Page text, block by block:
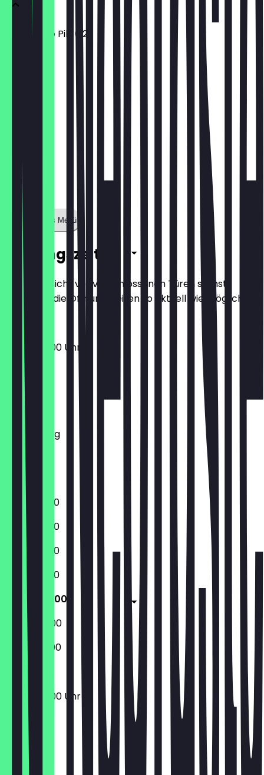
Zappes Bio Pils 0.2l
Zeige ganzes Menü
Öffnungszeiten
Damit du nicht vor verschlossenen Türen stehst,
halten wir die Öffnungszeiten so aktuell wie möglich.
17:00 - 02:00 Uhr
Montag
Dienstag
Mittwoch
Donnerstag
Freitag
Samstag
Sonntag
17:00 - 01:00
17:00 - 01:00
17:00 - 01:00
17:00 - 01:00
17:00 - 02:00
17:00 - 02:00
15:00 - 22:00
17:00 - 02:00 Uhr